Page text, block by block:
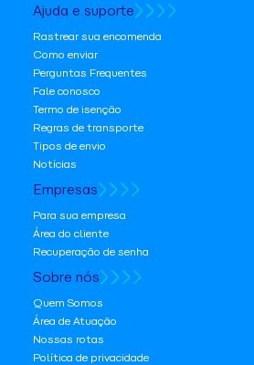
Ajuda e suporte
Rastrear sua encomenda
Como enviar
Perguntas Frequentes
Fale conosco
Termo de isenção
Regras de transporte
Tipos de envio
Notícias
Empresas
Para sua empresa
Área do cliente
Recuperação de senha
Sobre nós
Quem Somos
Área de Atuação
Nossas rotas
Política de privacidade